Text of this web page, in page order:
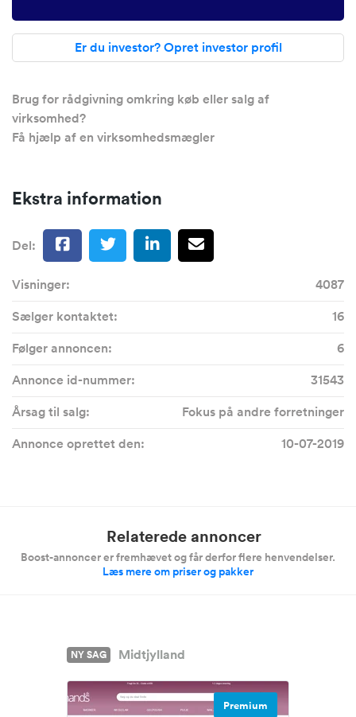
Er du investor? Opret investor profil
Brug for rådgivning omkring køb eller salg af
virksomhed?
Få hjælp af en virksomhedsmægler
Ekstra information
Del:
Visninger:
4087
Sælger kontaktet:
16
Følger annoncen:
6
Annonce id-nummer:
31543
Årsag til salg:
Fokus på andre forretninger
Annonce oprettet den:
10-07-2019
Relaterede annoncer
Boost-annoncer er fremhævet og får derfor flere henvendelser.
Læs mere om priser og pakker
NY SAG Midtjylland
Premium